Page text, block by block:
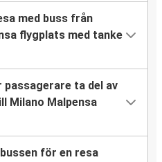
med buss från
flygplats med tanke
ta del av
Milano Malpensa
för en resa